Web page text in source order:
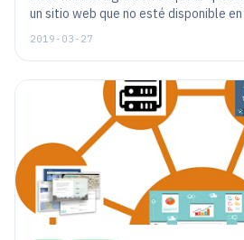
un sitio web que no esté disponible
sitio web al que probablemente no
Entonces, ¿cómo puede hacer un
las 24 horas del día, los 7 días de la
2019-03-27